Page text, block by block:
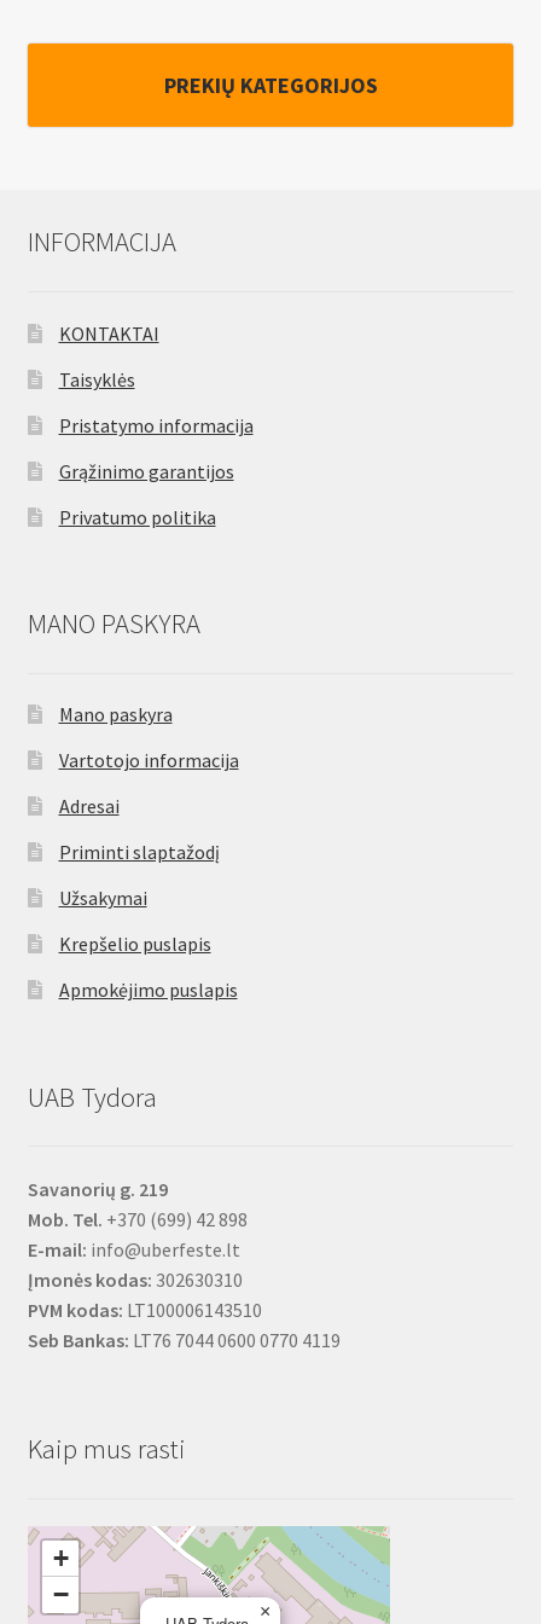
PREKIŲ KATEGORIJOS
INFORMACIJA
KONTAKTAI
Taisyklės
Pristatymo informacija
Grąžinimo garantijos
Privatumo politika
MANO PASKYRA
Mano paskyra
Vartotojo informacija
Adresai
Priminti slaptažodį
Užsakymai
Krepšelio puslapis
Apmokėjimo puslapis
UAB Tydora
Savanorių g. 219
Mob. Tel. +370 (699) 42 898
E-mail: info@uberfeste.lt
Įmonės kodas: 302630310
PVM kodas: LT100006143510
Seb Bankas: LT76 7044 0600 0770 4119
Kaip mus rasti
×
+
−